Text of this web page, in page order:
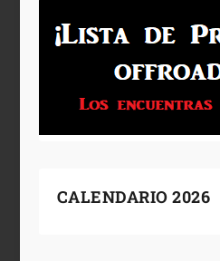
CALENDARIO 2026